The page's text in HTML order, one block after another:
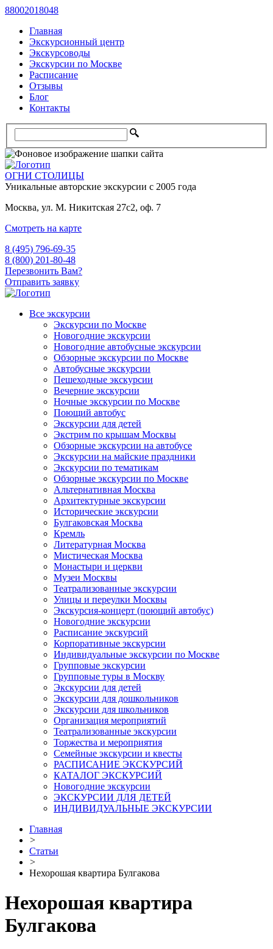
88002018048
Главная
Экскурсионный центр
Экскурсоводы
Экскурсии по Москве
Расписание
Отзывы
Блог
Контакты
ОГНИ СТОЛИЦЫ
Уникальные авторские экскурсии с 2005 года
Москва, ул. М. Никитская 27с2, оф. 7
Смотреть на карте
8 (495) 796-69-35
8 (800) 201-80-48
Перезвонить Вам?
Отправить заявку
Все экскурсии
Экскурсии по Москве
Новогодние экскурсии
Новогодние автобусные экскурсии
Обзорные экскурсии по Москве
Автобусные экскурсии
Пешеходные экскурсии
Вечерние экскурсии
Ночные экскурсии по Москве
Поющий автобус
Экскурсии для детей
Экстрим по крышам Москвы
Обзорные экскурсии на автобусе
Экскурсии на майские праздники
Экскурсии по тематикам
Обзорные экскурсии по Москве
Альтернативная Москва
Архитектурные экскурсии
Исторические экскурсии
Булгаковская Москва
Кремль
Литературная Москва
Мистическая Москва
Монастыри и церкви
Музеи Москвы
Театрализованные экскурсии
Улицы и переулки Москвы
Экскурсия-концерт (поющий автобус)
Новогодние экскурсии
Расписание экскурсий
Корпоративные экскурсии
Индивидуальные экскурсии по Москве
Групповые экскурсии
Групповые туры в Москву
Экскурсии для детей
Экскурсии для дошкольников
Экскурсии для школьников
Организация мероприятий
Театрализованные экскурсии
Торжества и мероприятия
Семейные экскурсии и квесты
РАСПИСАНИЕ ЭКСКУРСИЙ
КАТАЛОГ ЭКСКУРСИЙ
Новогодние экскурсии
ЭКСКУРСИИ ДЛЯ ДЕТЕЙ
ИНДИВИДУАЛЬНЫЕ ЭКСКУРСИИ
Главная
>
Статьи
>
Нехорошая квартира Булгакова
Нехорошая квартира
Булгакова